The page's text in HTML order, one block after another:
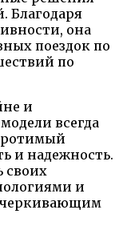
Благодаря
она
поездок по
по
и
всегда
и надежность.
своих
и